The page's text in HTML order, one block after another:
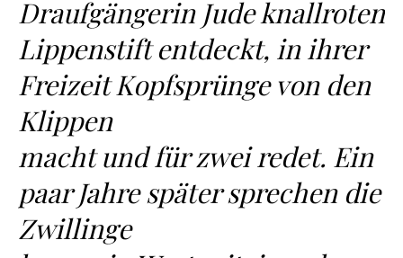
Draufgängerin Jude knallroten
Lippenstift entdeckt, in ihrer
Freizeit Kopfsprünge von den
Klippen
macht und für zwei redet. Ein
paar Jahre später sprechen die
Zwillinge